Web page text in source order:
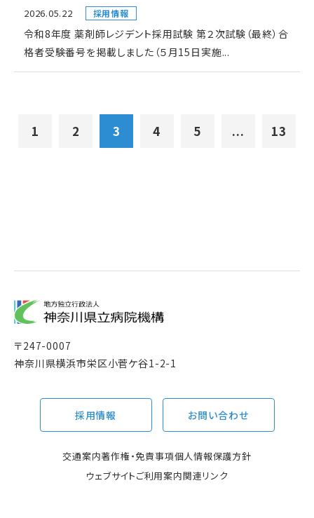
2026.05.22 採用情報
令和8年度 薬剤師レジデント採用試験 第２次試験（最終）合
格者受験番号を掲載しました（５月15日実施...
1 2 3 4 5 ... 13
〒247-0007
神奈川県横浜市栄区小菅ケ谷1-2-1
採用情報 お問い合わせ
交通案内著作権・免責事項個人情報保護方針
ウェブサイトご利用案内関連リンク